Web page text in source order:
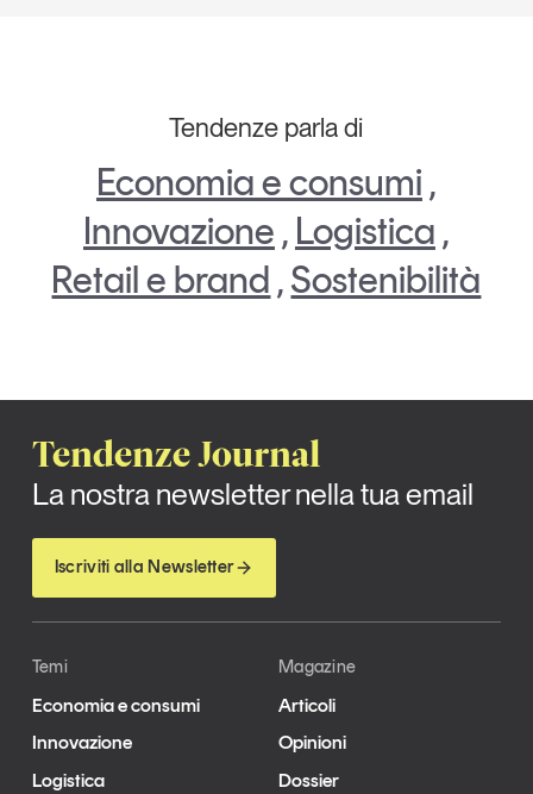
Tendenze parla di
Economia e consumi ,
Innovazione , Logistica ,
Retail e brand ,Sostenibilità
Tendenze Journal
La nostra newsletter nella tua email
Iscriviti alla Newsletter
Temi
Economia e consumi
Innovazione
Logistica
Magazine
Articoli
Opinioni
Dossier